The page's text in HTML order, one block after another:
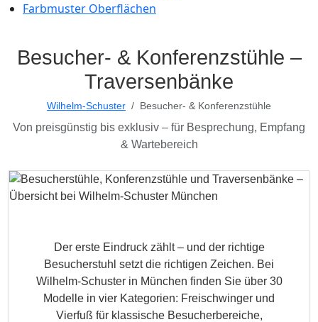
Farbmuster Oberflächen
Besucher- & Konferenzstühle –
Traversenbänke
Wilhelm-Schuster Besucher- & Konferenzstühle
Von preisgünstig bis exklusiv – für Besprechung, Empfang
& Wartebereich
Der erste Eindruck zählt – und der richtige
Besucherstuhl setzt die richtigen Zeichen. Bei
Wilhelm-Schuster in München finden Sie über 30
Modelle in vier Kategorien: Freischwinger und
Vierfuß für klassische Besucherbereiche,